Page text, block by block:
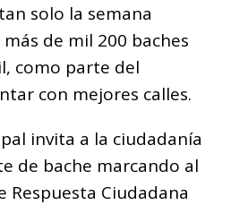
solo la semana
de mil 200 baches
como parte del
con mejores calles.
invita a la ciudadanía
de bache marcando al
Respuesta Ciudadana